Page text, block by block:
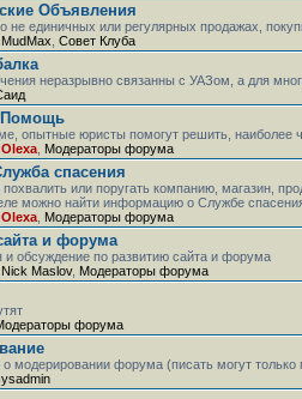
Объявления
не единичных или регулярных продажах,
MudMax Совет Клуба
неразрывно связанны с УАЗом, а для
Помощь
опытные юристы помогут решить, наиболее
Olexa Модераторы форума
спасения
или поругать компанию, магазин,
можно найти информацию о Службе
Olexa Модераторы форума
и форума
и обсуждение по развитию сайта и форума
Nick Maslov, Модераторы форума
форума
модерировании форума (писать могут только